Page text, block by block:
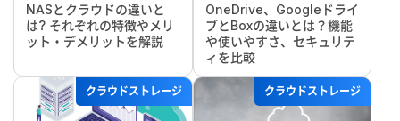
NASとクラウドの違いと
は? それぞれの特徴やメリ
ット・デメリットを解説
OneDrive、Googleドライ
ブとBoxの違いとは？機能
や使いやすさ、セキュリテ
ィを比較
クラウドストレージ クラウドストレージ